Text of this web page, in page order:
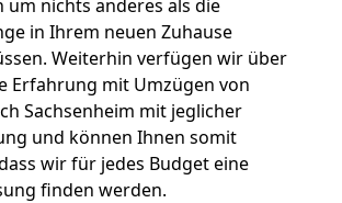
um nichts anderes als die
in Ihrem neuen Zuhause
Weiterhin verfügen wir über
Erfahrung mit Umzügen von
Sachsenheim mit jeglicher
und können Ihnen somit
wir für jedes Budget eine
finden werden.